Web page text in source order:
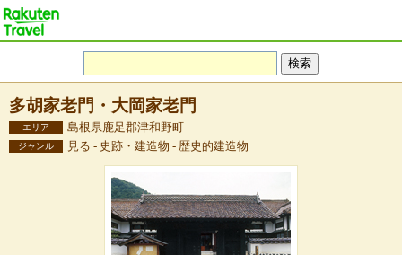
多胡家老門・大岡家老門
エリア 島根県鹿足郡津和野町
ジャンル 見る - 史跡・建造物 - 歴史的建造物